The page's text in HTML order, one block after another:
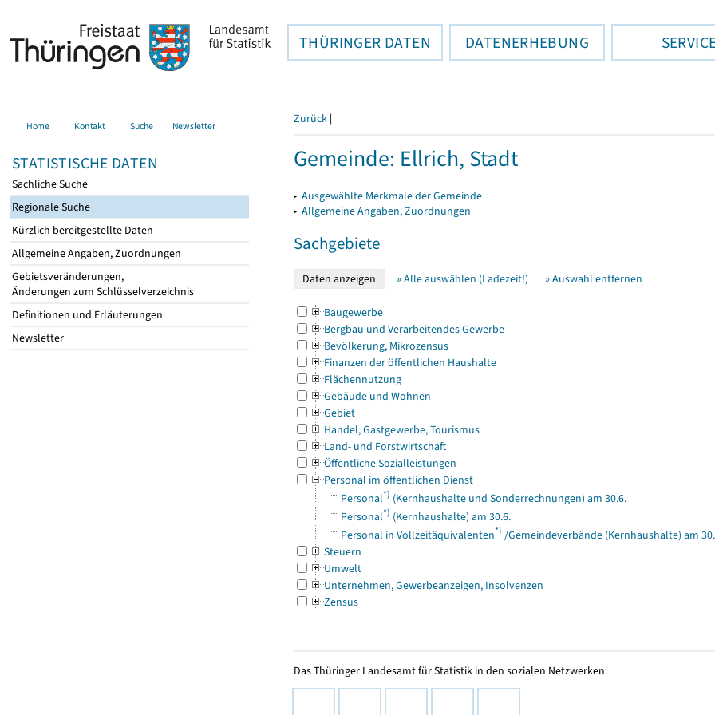
THÜRINGER DATEN DATENERHEBUNG
Home Kontakt Suche Newsletter
STATISTISCHE DATEN
Sachliche Suche
Regionale Suche
Kürzlich bereitgestellte Daten
Allgemeine Angaben, Zuordnungen
Gebietsveränderungen,
Änderungen zum Schlüsselverzeichnis
Definitionen und Erläuterungen
Newsletter
Zurück |
Gemeinde: Ellrich, Stadt
▸ Ausgewählte Merkmale der Gemeinde
▸ Allgemeine Angaben, Zuordnungen
Sachgebiete
» Alle auswählen (Ladezeit!) » Auswahl entfernen
Baugewerbe
Bergbau und Verarbeitendes Gewerbe
Bevölkerung, Mikrozensus
Finanzen der öffentlichen Haushalte
Flächennutzung
Gebäude und Wohnen
Gebiet
Handel, Gastgewerbe, Tourismus
Land- und Forstwirtschaft
Öffentliche Sozialleistungen
Personal im öffentlichen Dienst
Personal*) (Kernhaushalte und Sonderrechnungen) am 30.6.
Personal*) (Kernhaushalte) am 30.6.
Personal in Vollzeitäquivalenten*) /Gemeindeverbände (Kernhaushalte) am
Steuern
Umwelt
Unternehmen, Gewerbeanzeigen, Insolvenzen
Zensus
Das Thüringer Landesamt für Statistik in den sozialen Netzwerken: